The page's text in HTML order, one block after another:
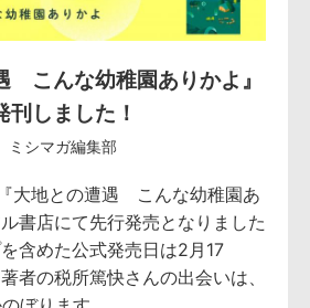
こんな幼稚園ありかよ』
刊しました！
ミシマガ編集部
大地との遭遇 こんな幼稚園あ
書店にて先行発売となりました
を含めた公式発売日は2月17
者の税所篤快さんの出会いは、